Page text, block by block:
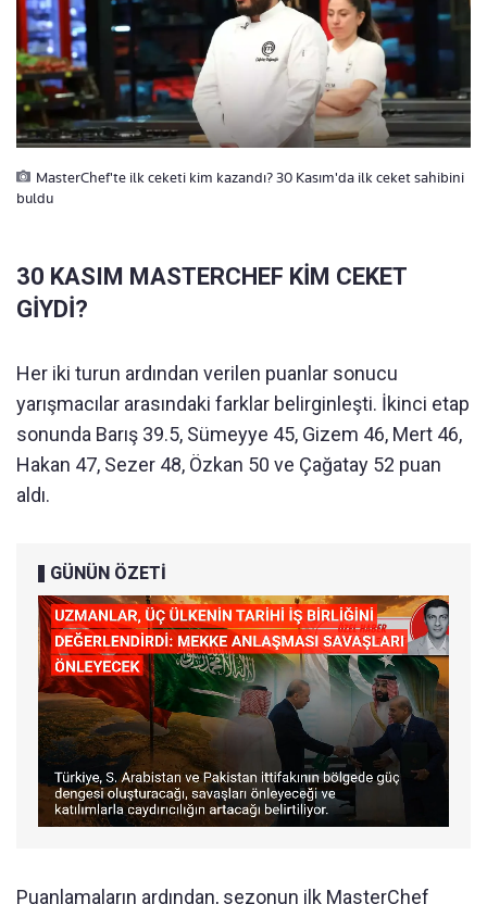
MasterChef'te ilk ceketi kim kazandı? 30 Kasım'da ilk ceket sahibini
buldu
30 KASIM MASTERCHEF KİM CEKET
GİYDİ?
Her iki turun ardından verilen puanlar sonucu
yarışmacılar arasındaki farklar belirginleşti. İkinci etap
sonunda Barış 39.5, Sümeyye 45, Gizem 46, Mert 46,
Hakan 47, Sezer 48, Özkan 50 ve Çağatay 52 puan
aldı.
GÜNÜN ÖZETİ
Puanlamaların ardından, sezonun ilk MasterChef